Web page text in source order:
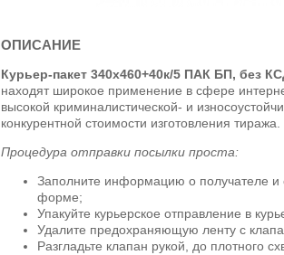
ОПИСАНИЕ
Курьер-пакет 340х460+40к/5 ПАК БП, без
находят широкое применение в сфере
высокой криминалистической- и
конкурентной стоимости изготовления тиража.
Процедура отправки посылки проста:
Заполните информацию о получателе и
форме;
Упакуйте курьерское отправление в
Удалите предохраняющую ленту с
Разгладьте клапан рукой, до плотного